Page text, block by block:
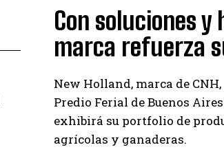
Con soluciones
marca refuerza
New Holland, marca de
Predio Ferial de Buenos
exhibirá su portfolio de
agrícolas y ganaderas.